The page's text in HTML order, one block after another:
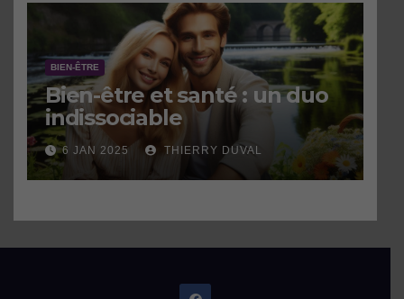
BIEN-ÊTRE
Bien-être et santé : un duo
indissociable
6 JAN 2025 THIERRY DUVAL